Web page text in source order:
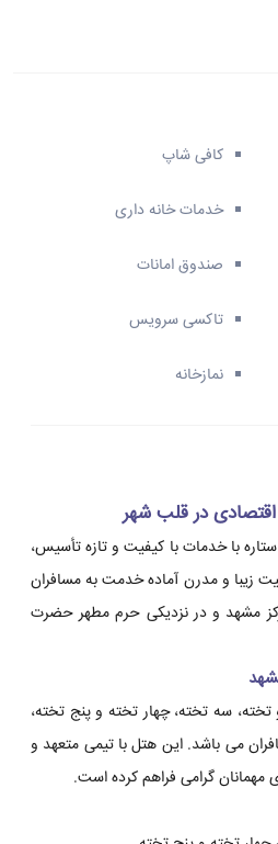
کافی شاپ
خدمات خانه داری
صندوق امانات
تاکسی سرویس
نمازخانه
اقتصادی در قلب شهر
با خدمات با کیفیت و تازه تأسیس،
20 اتاق و سوئیت زیبا و مدرن آماده خدمت به مسافران
مشهد و در نزدیکی حرم مطهر حضرت
تخته، سه تخته، چهار تخته و پنج تخته،
می باشد. این هتل با تیمی متعهد و
مهمانان گرامی فراهم کرده است.